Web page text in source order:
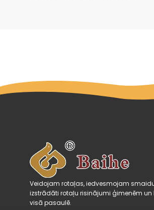
Veidojam rotaļas, iedvesmojam
izstrādāti rotaļu risinājumi ģimenēm un
visā pasaulē.